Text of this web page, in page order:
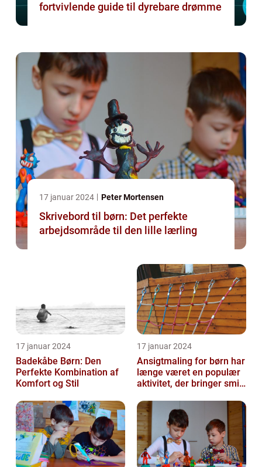
fortvivlende guide til dyrebare drømme
17 januar 2024 Peter Mortensen
Skrivebord til børn: Det perfekte
arbejdsområde til den lille lærling
17 januar 2024
Badekåbe Børn: Den
Perfekte Kombination af
Komfort og Stil
17 januar 2024
Ansigtmaling for børn har
længe været en populær
aktivitet, der bringer smil